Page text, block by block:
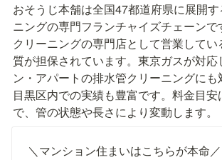
おそうじ本舗は全国47都道府県に展開
ニングの専門フランチャイズチェーン
クリーニングの専門店として営業して
質が担保されています。東京ガスが対応
ン・アパートの排水管クリーニングにも
目黒区内での実績も豊富です。料金目安
で、管の状態や長さにより変動します。
＼マンション住まいはこちらが本命／